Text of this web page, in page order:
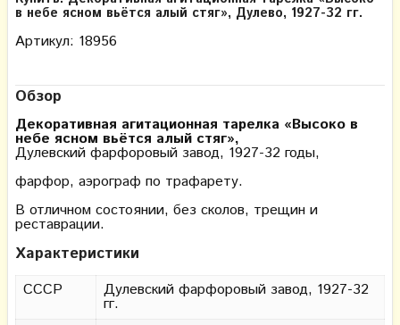
в небе ясном вьётся алый стяг», Дулево, 1927-32 гг.
Артикул: 18956
Обзор
Декоративная агитационная тарелка «Высоко в
небе ясном вьётся алый стяг»,
Дулевский фарфоровый завод, 1927-32 годы,
фарфор, аэрограф по трафарету.
В отличном состоянии, без сколов, трещин и
реставрации.
Характеристики
СССР Дулевский фарфоровый завод, 1927-32
гг.